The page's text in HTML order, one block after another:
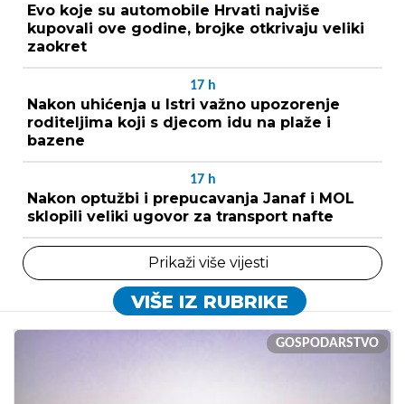
Evo koje su automobile Hrvati najviše
kupovali ove godine, brojke otkrivaju veliki
zaokret
17 h
Nakon uhićenja u Istri važno upozorenje
roditeljima koji s djecom idu na plaže i
bazene
17 h
Nakon optužbi i prepucavanja Janaf i MOL
sklopili veliki ugovor za transport nafte
Prikaži više vijesti
VIŠE IZ RUBRIKE
GOSPODARSTVO